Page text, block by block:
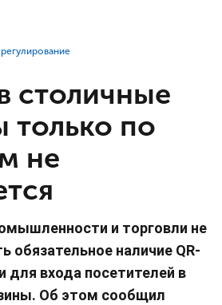
столичные
только по
не
и торговли не
обязательное наличие QR-
для входа посетителей в
Об этом сообщил